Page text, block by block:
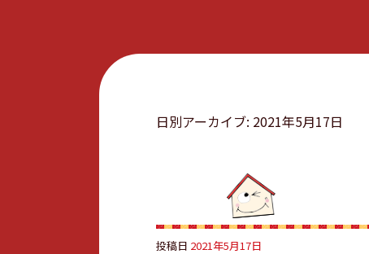
日別アーカイブ: 2021年5月17日
投稿日 2021年5月17日